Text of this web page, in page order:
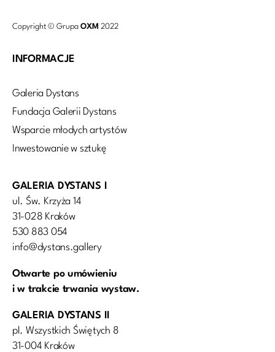
Copyright © Grupa OXM 2022
INFORMACJE
Galeria Dystans
Fundacja Galerii Dystans
Wsparcie młodych artystów
Inwestowanie w sztukę
GALERIA DYSTANS I
ul. Św. Krzyża 14
31-028 Kraków
530 883 054
info@dystans.gallery
Otwarte po umówieniu
i w trakcie trwania wystaw.
GALERIA DYSTANS II
pl. Wszystkich Świętych 8
31-004 Kraków